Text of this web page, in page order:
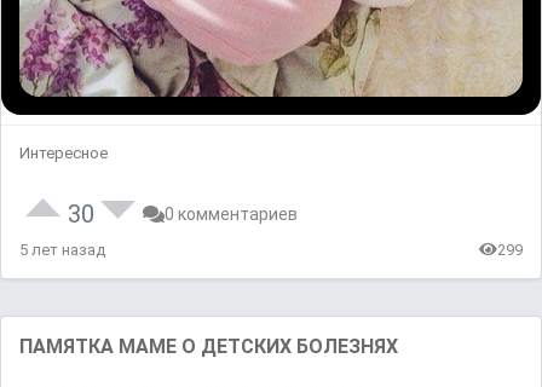
Интересное
30 0 комментариев
5 лет назад 299
ПАМЯТКА МАМЕ О ДЕТСКИХ БОЛЕЗНЯХ